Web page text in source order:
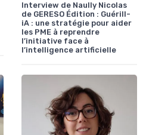
Interview de Naully Nicolas
de GERESO Édition : Guérill-
iA : une stratégie pour aider
les PME à reprendre
l’initiative face à
l’intelligence artificielle